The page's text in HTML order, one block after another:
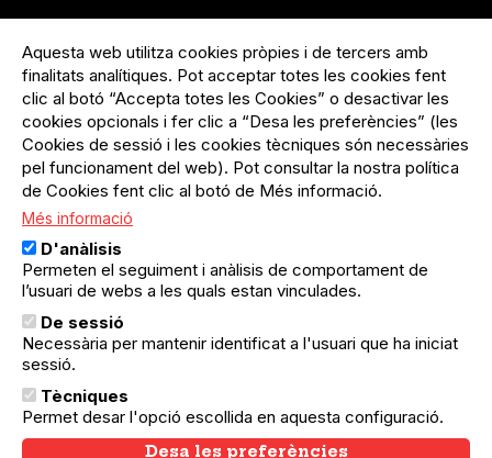
del
compte
d'usuari
Menú
usuari
no
loggat
Registre organització
Menú
Peu
Sobre el projecte
Preguntes freqüents
Contacte
Menú
Legal
Política de privacitat
Avís legal
Política de cookies
El Quèdequè no es fa responsable de les activitats
programades; en són responsables els col·lectius
organitzadors.
© Quedequè, 2025
Aquesta web utilitza cookies pròpies i de tercers amb
finalitats analítiques. Pot acceptar totes les cookies fent
clic al botó “Accepta totes les Cookies” o desactivar les
cookies opcionals i fer clic a “Desa les preferències” (les
Cookies de sessió i les cookies tècniques són necessàries
pel funcionament del web). Pot consultar la nostra política
de Cookies fent clic al botó de Més informació.
Més informació
D'anàlisis
Permeten el seguiment i anàlisis de comportament de
l’usuari de webs a les quals estan vinculades.
De sessió
Necessària per mantenir identificat a l'usuari que ha iniciat
sessió.
Tècniques
Permet desar l'opció escollida en aquesta configuració.
Desa les preferències